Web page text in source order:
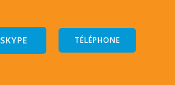
SKYPE TÉLÉPHONE